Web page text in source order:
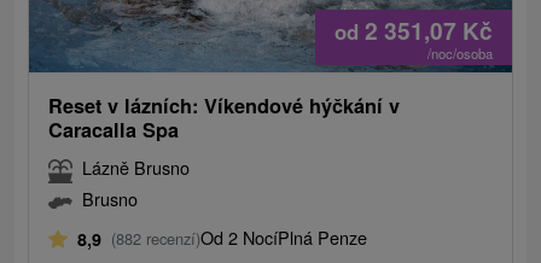
od 2 351,07 Kč
/noc/osoba
Reset v lázních: Víkendové hýčkání v
Caracalla Spa
Lázně Brusno
Brusno
8,9 (882 recenzí)Od 2 NocíPlná Penze